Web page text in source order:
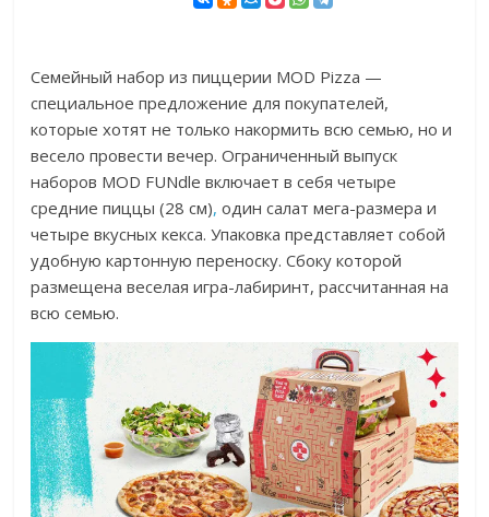
Семейный набор из пиццерии MOD Pizza —
специальное предложение для покупателей,
которые хотят не только накормить всю семью, но и
весело провести вечер. Ограниченный выпуск
наборов MOD FUNdle включает в себя четыре
средние пиццы (28 см), один салат мега-размера и
четыре вкусных кекса. Упаковка представляет собой
удобную картонную переноску. Сбоку которой
размещена веселая игра-лабиринт, рассчитанная на
всю семью.